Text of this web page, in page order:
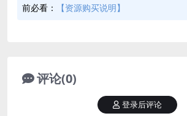
前必看：
【资源购买说明】
评论(0)
登录后评论